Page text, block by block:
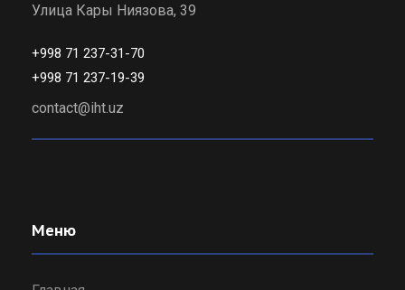
Улица Кары Ниязова, 39
+998 71 237-31-70
+998 71 237-19-39
contact@iht.uz
Меню